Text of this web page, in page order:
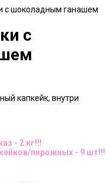
с шоколадным ганашем
с
капкейк, внутри
- 2 кг!!!
пирожных - 9 шт!!!